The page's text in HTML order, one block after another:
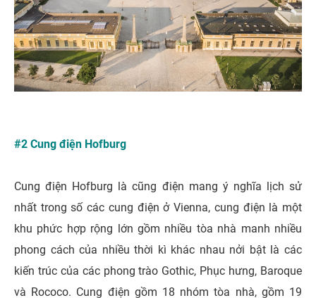
#2 Cung điện Hofburg
Cung điện Hofburg là cũng điện mang ý nghĩa lịch sử
nhất trong số các cung điện ở Vienna, cung điện là một
khu phức hợp rộng lớn gồm nhiều tòa nhà manh nhiều
phong cách của nhiều thời kì khác nhau nởi bật là các
kiến trúc của các phong trào Gothic, Phục hưng, Baroque
và Rococo. Cung điện gồm 18 nhóm tòa nhà, gồm 19